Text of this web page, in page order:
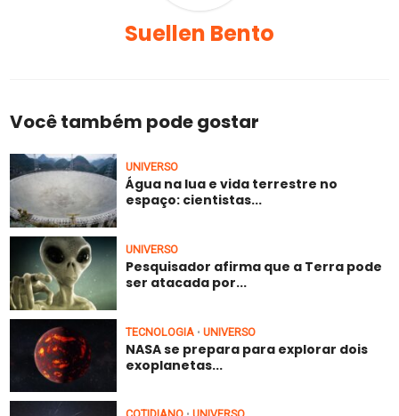
Suellen Bento
Você também pode gostar
UNIVERSO
Água na lua e vida terrestre no
espaço: cientistas...
UNIVERSO
Pesquisador afirma que a Terra pode
ser atacada por...
TECNOLOGIA • UNIVERSO
NASA se prepara para explorar dois
exoplanetas...